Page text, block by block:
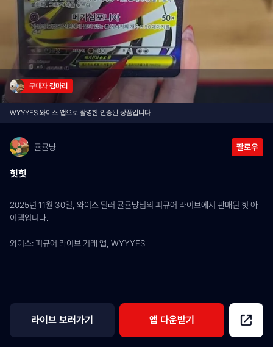
구매자 김마리
WYYYES 와이스 앱으로 촬영한 인증된 상품입니다
귤귤냥 팔로우
힛힛
2025년 11월 30일, 와이스 딜러 귤귤냥님의 피규어 라이브에서 판매된 힛 아
이템입니다.
와이스: 피규어 라이브 거래 앱, WYYYES
라이브 보러가기 앱 다운받기